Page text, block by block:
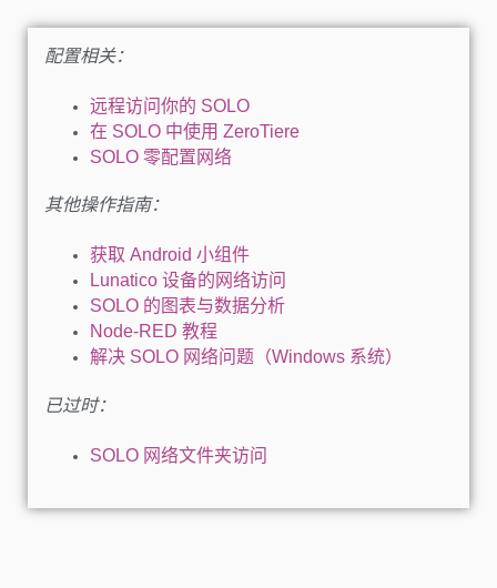
配置相关：
远程访问你的 SOLO
在 SOLO 中使用 ZeroTiere
SOLO 零配置网络
其他操作指南：
获取 Android 小组件
Lunatico 设备的网络访问
SOLO 的图表与数据分析
Node-RED 教程
解决 SOLO 网络问题（Windows 系统）
已过时：
SOLO 网络文件夹访问